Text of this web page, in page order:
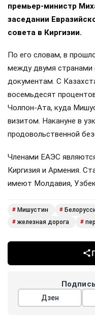
премьер-министр
заседании
совета в Киргизии.
По его словам, в
между двумя странами
документам. С
восемьдесят
Чолпон-Ата, куда
визитом. Накануне в
продовольственной
Членами ЕАЭС
Киргизия и Армения.
имеют Молдавия,
# Мишустин #
# железная дорога #
Дзен